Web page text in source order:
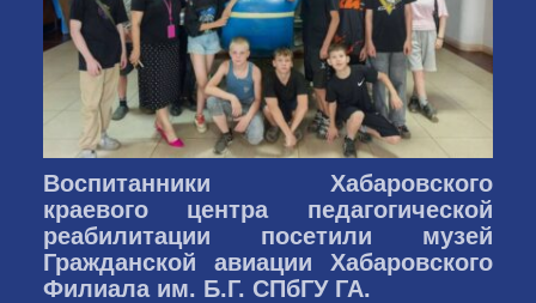
Воспитанники Хабаровского
краевого центра педагогической
реабилитации посетили музей
Гражданской авиации Хабаровского
Филиала им. Б.Г. СПбГУ ГА.